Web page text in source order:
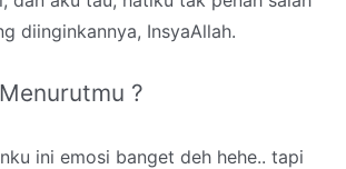
diinginkannya, InsyaAllah.
?
ini emosi banget deh hehe.. tapi